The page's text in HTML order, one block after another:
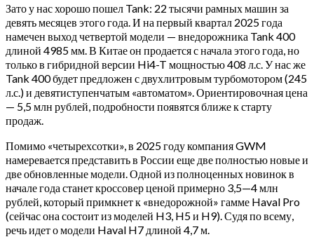
Зато у нас хорошо пошел Tank: 22 тысячи рамных машин за
девять месяцев этого года. И на первый квартал 2025 года
намечен выход четвертой модели — внедорожника Tank 400
длиной 4985 мм. В Китае он продается с начала этого года, но
только в гибридной версии Hi4-T мощностью 408 л.с. У нас же
Tank 400 будет предложен с двухлитровым турбомотором (245
л.с.) и девятиступенчатым «автоматом». Ориентировочная цена
— 5,5 млн рублей, подробности появятся ближе к старту
продаж.
Помимо «четырехсотки», в 2025 году компания GWM
намеревается представить в России еще две полностью новые и
две обновленные модели. Одной из полноценных новинок в
начале года станет кроссовер ценой примерно 3,5—4 млн
рублей, который примкнет к «внедорожной» гамме Haval Pro
(сейчас она состоит из моделей H3, H5 и H9). Судя по всему,
речь идет о модели Haval H7 длиной 4,7 м.